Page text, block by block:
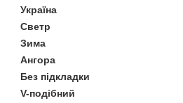
Україна
Светр
Зима
Ангора
Без підкладки
V-подібний